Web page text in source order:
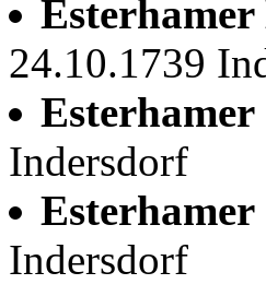
24.10.1739
Indersdorf
Indersdorf